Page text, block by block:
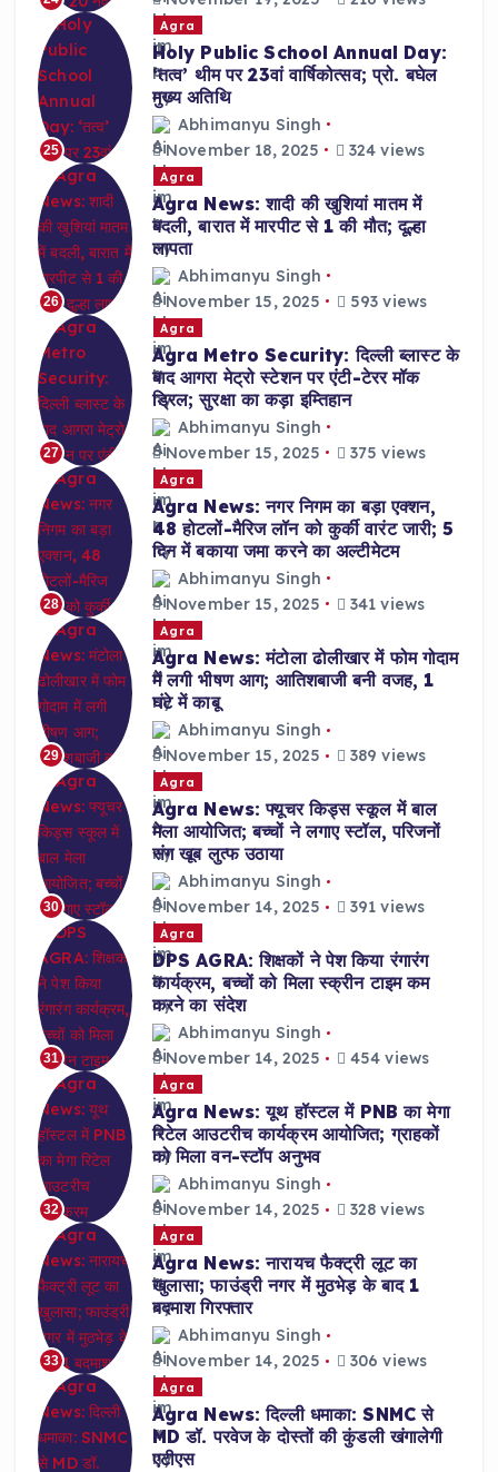
25
Agra
Holy Public School Annual Day:
‘तत्व’ थीम पर 23वां वार्षिकोत्सव; प्रो. बघेल
मुख्य अतिथि
Abhimanyu Singh
November 18, 2025
324 views
26
Agra
Agra News: शादी की खुशियां मातम में
बदली, बारात में मारपीट से 1 की मौत; दूल्हा
लापता
Abhimanyu Singh
November 15, 2025
593 views
27
Agra
Agra Metro Security: दिल्ली ब्लास्ट के
बाद आगरा मेट्रो स्टेशन पर एंटी-टेरर मॉक
ड्रिल; सुरक्षा का कड़ा इम्तिहान
Abhimanyu Singh
November 15, 2025
375 views
28
Agra
Agra News: नगर निगम का बड़ा एक्शन,
48 होटलों-मैरिज लॉन को कुर्की वारंट जारी; 5
दिन में बकाया जमा करने का अल्टीमेटम
Abhimanyu Singh
November 15, 2025
341 views
29
Agra
Agra News: मंटोला ढोलीखार में फोम गोदाम
में लगी भीषण आग; आतिशबाजी बनी वजह, 1
घंटे में काबू
Abhimanyu Singh
November 15, 2025
389 views
30
Agra
Agra News: फ्यूचर किड्स स्कूल में बाल
मेला आयोजित; बच्चों ने लगाए स्टॉल, परिजनों
संग खूब लुत्फ उठाया
Abhimanyu Singh
November 14, 2025
391 views
31
Agra
DPS AGRA: शिक्षकों ने पेश किया रंगारंग
कार्यक्रम, बच्चों को मिला स्क्रीन टाइम कम
करने का संदेश
Abhimanyu Singh
November 14, 2025
454 views
32
Agra
Agra News: यूथ हॉस्टल में PNB का मेगा
रिटेल आउटरीच कार्यक्रम आयोजित; ग्राहकों
को मिला वन-स्टॉप अनुभव
Abhimanyu Singh
November 14, 2025
328 views
33
Agra
Agra News: नारायच फैक्ट्री लूट का
खुलासा; फाउंड्री नगर में मुठभेड़ के बाद 1
बदमाश गिरफ्तार
Abhimanyu Singh
November 14, 2025
306 views
Agra
Agra News: दिल्ली धमाका: SNMC से
MD डॉ. परवेज के दोस्तों की कुंडली खंगालेगी
एटीएस